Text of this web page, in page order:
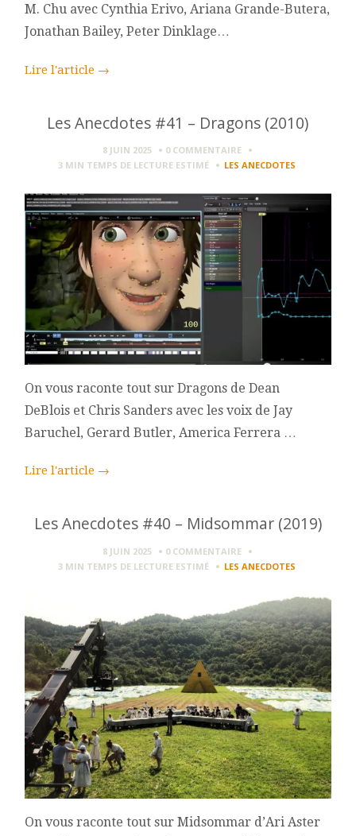
M. Chu avec Cynthia Erivo, Ariana Grande-Butera,
Jonathan Bailey, Peter Dinklage…
Lire l'article →
Les Anecdotes #41 – Dragons (2010)
8 JUIN 2025
0 COMMENTAIRE
3 MIN TEMPS DE LECTURE ESTIMÉ LES ANECDOTES
On vous raconte tout sur Dragons de Dean
DeBlois et Chris Sanders avec les voix de Jay
Baruchel, Gerard Butler, America Ferrera …
Lire l'article →
Les Anecdotes #40 – Midsommar (2019)
8 JUIN 2025
0 COMMENTAIRE
3 MIN TEMPS DE LECTURE ESTIMÉ LES ANECDOTES
On vous raconte tout sur Midsommar d’Ari Aster